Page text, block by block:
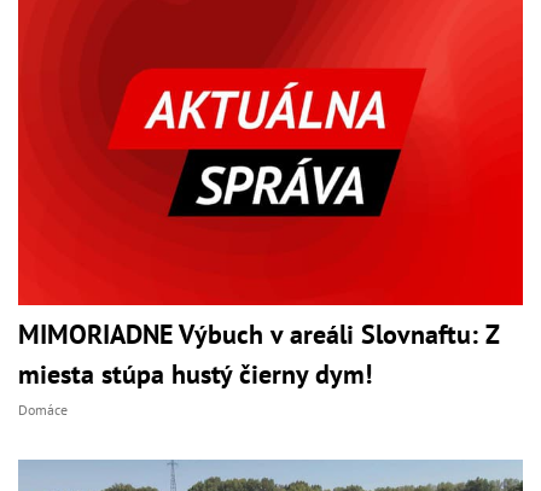
MIMORIADNE Výbuch v areáli Slovnaftu: Z
miesta stúpa hustý čierny dym!
Domáce